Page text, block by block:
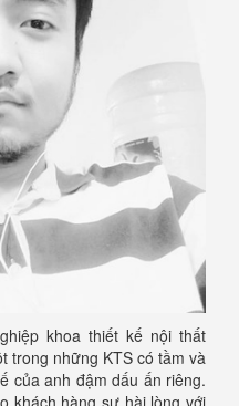
khoa thiết kế nội thất
trong những KTS có tầm và
của anh đậm dấu ấn riêng.